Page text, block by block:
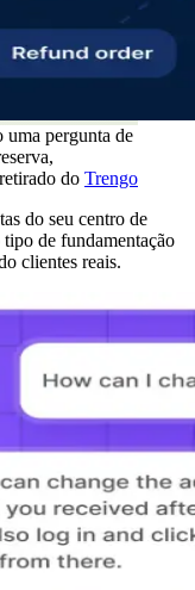
uma pergunta de
do Trengo
do seu centro de
de fundamentação
clientes reais.